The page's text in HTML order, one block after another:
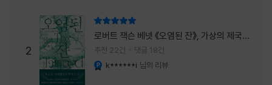
2
로버트 잭슨 베넷 《오염된 잔》, 가상의 제국이
주는 실감과 미스터리 사건의 치밀함이 이루어
내는 최상의 시너지...
추천 22건 댓글 18건
k******i 님의 리뷰